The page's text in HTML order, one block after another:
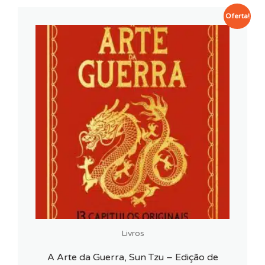
Oferta!
Livros
A Arte da Guerra, Sun Tzu – Edição de